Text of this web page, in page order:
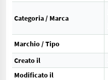
Categoria / Marca
Marchio / Tipo
Creato il
Modificato il